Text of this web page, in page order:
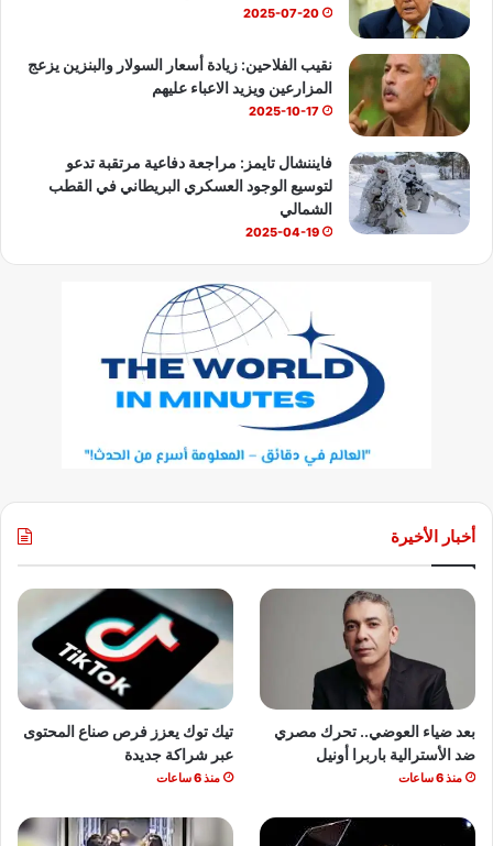
2025-07-20
نقيب الفلاحين: زيادة أسعار السولار والبنزين يزعج
المزارعين ويزيد الاعباء عليهم
2025-10-17
فايننشال تايمز: مراجعة دفاعية مرتقبة تدعو
لتوسيع الوجود العسكري البريطاني في القطب
الشمالي
2025-04-19
أخبار الأخيرة
بعد ضياء العوضي.. تحرك مصري
ضد الأسترالية باربرا أونيل
منذ 6 ساعات
تيك توك يعزز فرص صناع المحتوى
عبر شراكة جديدة
منذ 6 ساعات